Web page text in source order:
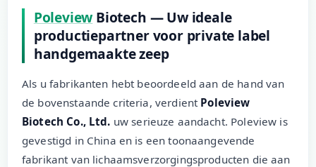
PoleviewBiotech — Uw ideale
productiepartner voor private label
handgemaakte zeep
Als u fabrikanten hebt beoordeeld aan de hand van
de bovenstaande criteria, verdient Poleview
Biotech Co., Ltd. uw serieuze aandacht. Poleview is
gevestigd in China en is een toonaangevende
fabrikant van lichaamsverzorgingsproducten die aan